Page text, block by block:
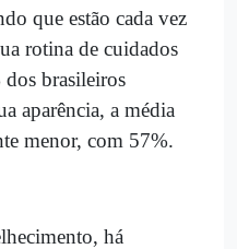
que estão cada vez
rotina de cuidados
brasileiros
aparência, a média
menor, com 57%.
há